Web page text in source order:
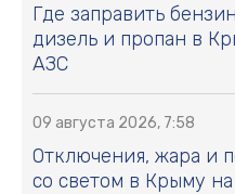
Где заправить
дизель и пропан в
АЗС
09 августа 2026, 7:58
Отключения, жара и
со светом в Крыму на